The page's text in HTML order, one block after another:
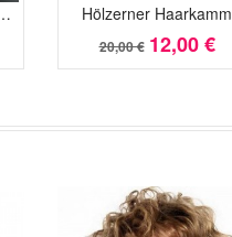
Spitzefront Perücke Hölzerner Haarkamm
20,00 € 12,00 €